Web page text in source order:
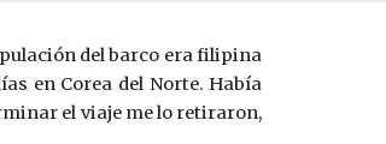
del barco era filipina
en Corea del Norte. Había
el viaje me lo retiraron,